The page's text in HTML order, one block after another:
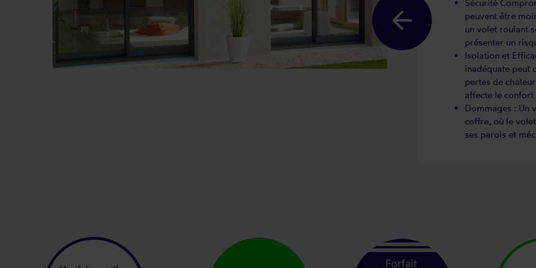
Sécurité
peuvent être
un volet roulant
présenter un
Isolation et
inadéquate peut
pertes de
affecte le
Dommages : Un
coffre, où le
ses parois et